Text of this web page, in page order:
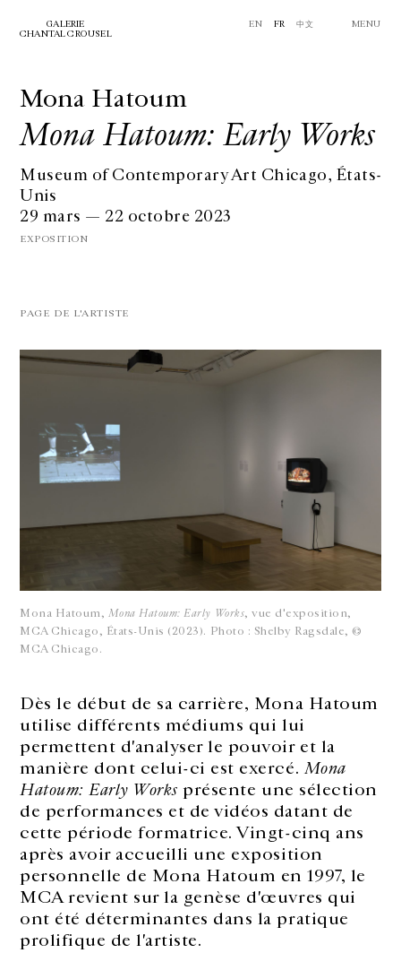
GALERIE
CHANTAL CROUSEL
EN FR 中文 MENU
Mona Hatoum
Mona Hatoum: Early Works
Museum of Contemporary Art Chicago, États-
Unis
29 mars — 22 octobre 2023
EXPOSITION
Mona Hatoum, Mona Hatoum: Early Works, vue d'exposition,
MCA Chicago, États-Unis (2023). Photo : Shelby Ragsdale, ©
MCA Chicago.
Dès le début de sa carrière, Mona Hatoum
utilise différents médiums qui lui
permettent d'analyser le pouvoir et la
manière dont celui-ci est exercé. Mona
Hatoum: Early Works présente une sélection
de performances et de vidéos datant de
cette période formatrice. Vingt-cinq ans
après avoir accueilli une exposition
personnelle de Mona Hatoum en 1997, le
MCA revient sur la genèse d'œuvres qui
ont été déterminantes dans la pratique
prolifique de l'artiste.
PAGE DE L'ARTISTE